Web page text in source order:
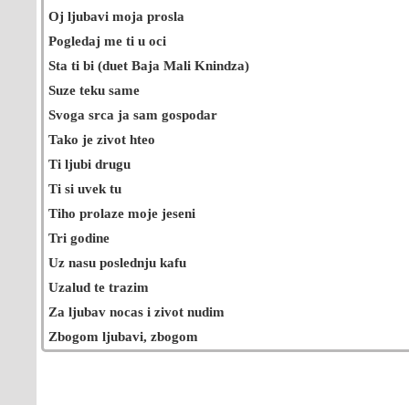
Oj ljubavi moja prosla
Pogledaj me ti u oci
Sta ti bi (duet Baja Mali Knindza)
Suze teku same
Svoga srca ja sam gospodar
Tako je zivot hteo
Ti ljubi drugu
Ti si uvek tu
Tiho prolaze moje jeseni
Tri godine
Uz nasu poslednju kafu
Uzalud te trazim
Za ljubav nocas i zivot nudim
Zbogom ljubavi, zbogom